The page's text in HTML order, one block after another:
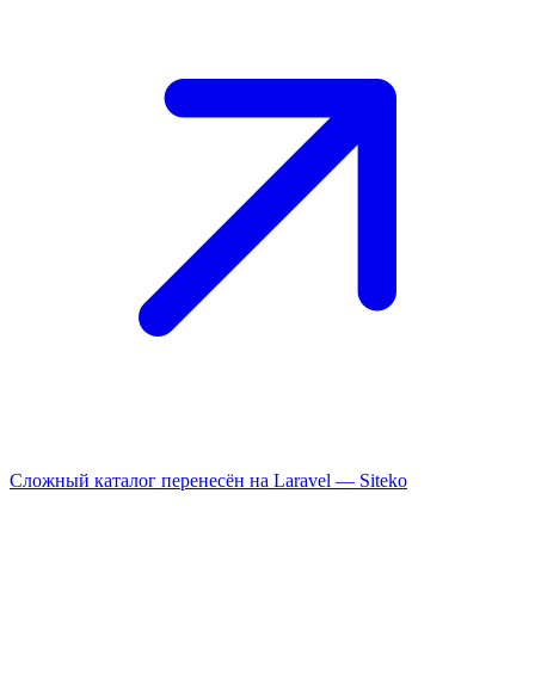
Сложный каталог перенесён на Laravel — Siteko